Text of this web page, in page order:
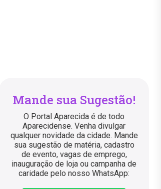
Mande sua Sugestão!
O Portal Aparecida é de todo
Aparecidense. Venha divulgar
qualquer novidade da cidade. Mande
sua sugestão de matéria, cadastro
de evento, vagas de emprego,
inauguração de loja ou campanha de
caridade pelo nosso WhatsApp: